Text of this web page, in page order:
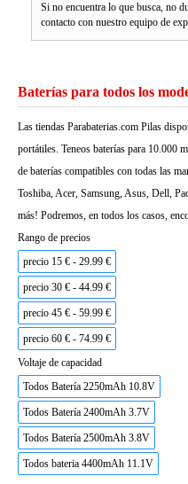
Si no encuentra lo que busca, no
contacto con nuestro equipo de
Baterías para todos los
Las tiendas Parabaterias.com Pilas
portátiles. Teneos baterías para 10.000
de baterías compatibles con todas las
Toshiba, Acer, Samsung, Asus, Dell,
más! Podremos, en todos los casos,
Rango de precios
precio 15 € - 29.99 €
precio 30 € - 44.99 €
precio 45 € - 59.99 €
precio 60 € - 74.99 €
Voltaje de capacidad
Todos Batería 2250mAh 10.8V
Todos Batería 2400mAh 3.7V
Todos Batería 2500mAh 3.8V
Todos bateria 4400mAh 11.1V